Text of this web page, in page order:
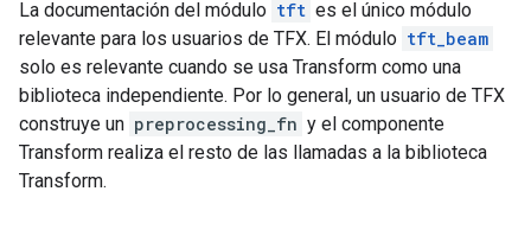
La documentación del módulo tft es el único módulo
relevante para los usuarios de TFX. El módulo tft_beam
solo es relevante cuando se usa Transform como una
biblioteca independiente. Por lo general, un usuario de TFX
construye un preprocessing_fn y el componente
Transform realiza el resto de las llamadas a la biblioteca
Transform.